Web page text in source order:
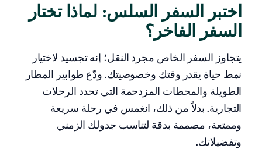
اختبر السفر السلس: لماذا تختار
السفر الفاخر؟
يتجاوز السفر الخاص مجرد النقل؛ إنه تجسيد لاختيار
نمط حياة يقدر وقتك وخصوصيتك. ودّع طوابير المطار
الطويلة والمحطات المزدحمة التي تحدد الرحلات
التجارية. بدلاً من ذلك، انغمس في رحلة سريعة
وممتعة، مصممة بدقة لتناسب جدولك الزمني
وتفضيلاتك.